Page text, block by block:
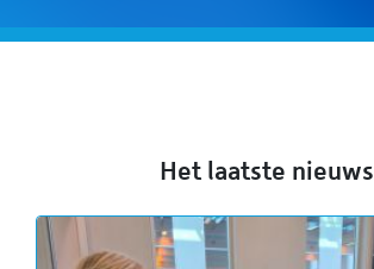
Het laatste nieuws